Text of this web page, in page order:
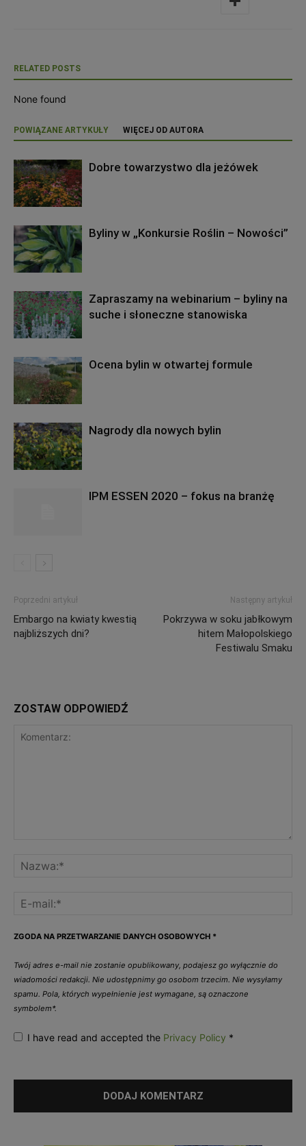
RELATED POSTS
None found
POWIĄZANE ARTYKUŁY WIĘCEJ OD AUTORA
Dobre towarzystwo dla jeżówek
Byliny w „Konkursie Roślin – Nowości”
Zapraszamy na webinarium – byliny na
suche i słoneczne stanowiska
Ocena bylin w otwartej formule
Nagrody dla nowych bylin
IPM ESSEN 2020 – fokus na branżę
Poprzedni artykuł
Embargo na kwiaty kwestią
najbliższych dni?
Następny artykuł
Pokrzywa w soku jabłkowym
hitem Małopolskiego
Festiwalu Smaku
ZOSTAW ODPOWIEDŹ
ZGODA NA PRZETWARZANIE DANYCH OSOBOWYCH *
Twój adres e-mail nie zostanie opublikowany, podajesz go wyłącznie do
wiadomości redakcji. Nie udostępnimy go osobom trzecim. Nie wysyłamy
spamu. Pola, których wypełnienie jest wymagane, są oznaczone
symbolem*.
I have read and accepted the Privacy Policy *